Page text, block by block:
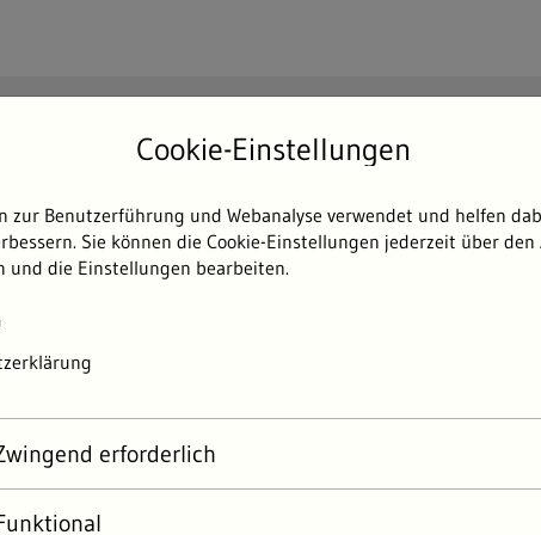
Themen Umweltdaten
Cookie-Einstellungen
zur Benutzerführung und Webanalyse verwendet und helfen
Sie können die Cookie-Einstellungen jederzeit über
und die Einstellungen bearbeiten.
erforderlich